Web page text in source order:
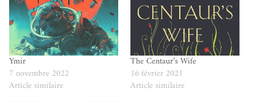
Ymir
7 novembre 2022
Article similaire
The Centaur’s Wife
16 février 2021
Article similaire